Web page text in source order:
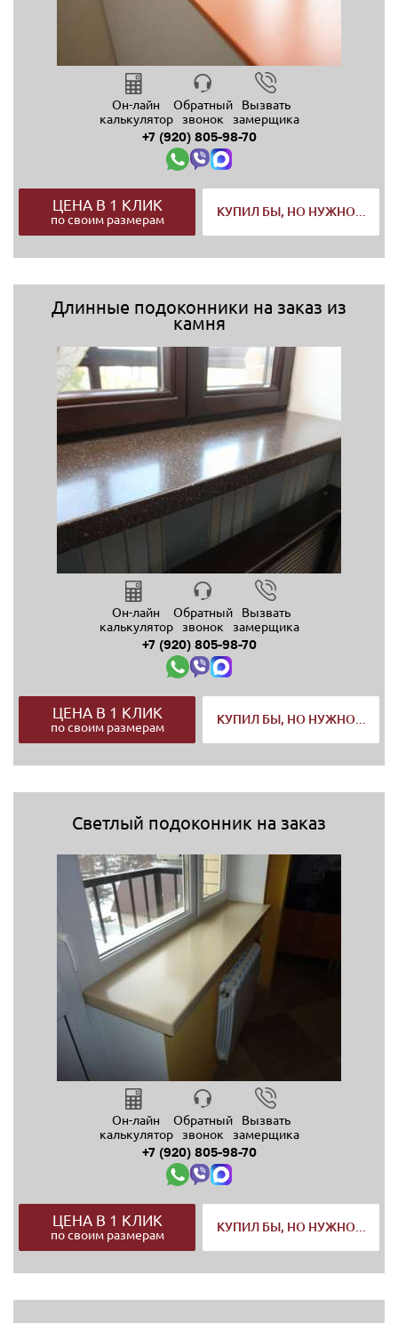
Он-лайн
калькулятор
Обратный
звонок
Вызвать
замерщика
+7 (920) 805-98-70
ЦЕНА В 1 КЛИК
по своим размерам
КУПИЛ БЫ, НО НУЖНО...
Длинные подоконники на заказ из
камня
Он-лайн
калькулятор
Обратный
звонок
Вызвать
замерщика
+7 (920) 805-98-70
ЦЕНА В 1 КЛИК
по своим размерам
КУПИЛ БЫ, НО НУЖНО...
Светлый подоконник на заказ
Он-лайн
калькулятор
Обратный
звонок
Вызвать
замерщика
+7 (920) 805-98-70
ЦЕНА В 1 КЛИК
по своим размерам
КУПИЛ БЫ, НО НУЖНО...